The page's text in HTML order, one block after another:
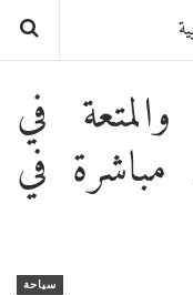
في
كأس العالم 2018 مباشرة في
سياحة